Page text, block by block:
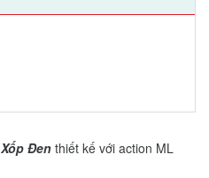
Đen thiết kế với action ML